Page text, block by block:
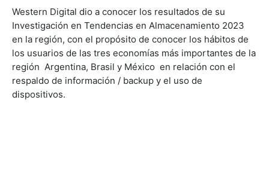
Western Digital dio a conocer los resultados de su
Investigación en Tendencias en Almacenamiento 2023
en la región, con el propósito de conocer los hábitos de
los usuarios de las tres economías más importantes de la
región  Argentina, Brasil y México  en relación con el
respaldo de información / backup y el uso de
dispositivos.